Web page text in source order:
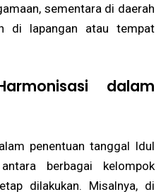
sementara di daerah
di lapangan atau tempat
dalam
penentuan tanggal Idul
berbagai kelompok
dilakukan. Misalnya, di